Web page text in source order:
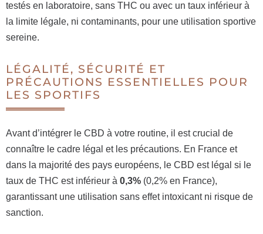
testés en laboratoire, sans THC ou avec un taux inférieur à
la limite légale, ni contaminants, pour une utilisation sportive
sereine.
LÉGALITÉ, SÉCURITÉ ET
PRÉCAUTIONS ESSENTIELLES POUR
LES SPORTIFS
Avant d’intégrer le CBD à votre routine, il est crucial de
connaître le cadre légal et les précautions. En France et
dans la majorité des pays européens, le CBD est légal si le
taux de THC est inférieur à 0,3% (0,2% en France),
garantissant une utilisation sans effet intoxicant ni risque de
sanction.